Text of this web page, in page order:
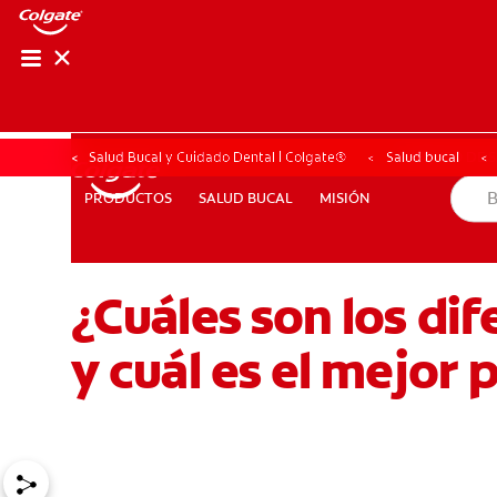
PRODUCTOS SALUD BUCAL MISIÓN
PROMOCIONES CR (ES) SUSCRÍBASE
PRODUCTOS SALUD BUCAL MISIÓN
CHEQUEO DE
Salud Bucal y Cuidado Dental | Colgate® Salud bucal
¿Cuáles son los
y cuál es el mejor